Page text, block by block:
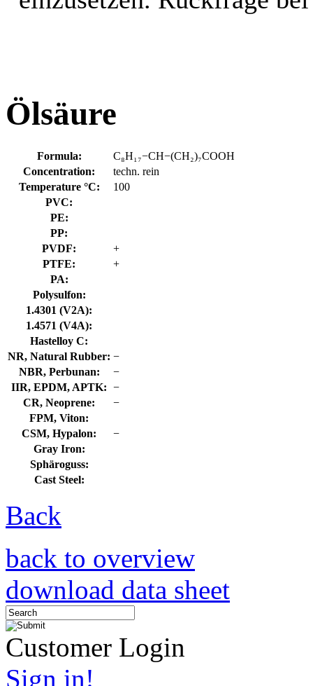
Ölsäure
Formula:
C₈H₁₇−CH−(CH₂)₇COOH
Concentration:
techn. rein
Temperature °C:
100
PVC:
PE:
PP:
PVDF:
+
PTFE:
+
PA:
Polysulfon:
1.4301 (V2A):
1.4571 (V4A):
Hastelloy C:
NR, Natural Rubber: −
NBR, Perbunan:
−
IIR, EPDM, APTK: −
CR, Neoprene:
−
FPM, Viton:
CSM, Hypalon:
−
Gray Iron:
Sphäroguss:
Cast Steel:
Back
back to overview
download data sheet
Customer Login
Sign in!